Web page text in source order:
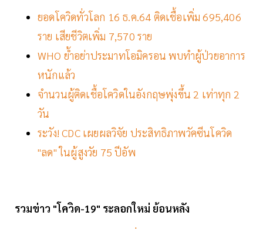
ยอดโควิดทั่วโลก 16 ธ.ค.64 ติดเชื้อเพิ่ม 695,406
ราย เสียชีวิตเพิ่ม 7,570 ราย
WHO ย้ำอย่าประมาทโอมิครอน พบทำผู้ป่วยอาการ
หนักแล้ว
จำนวนผู้ติดเชื้อโควิดในอังกฤษพุ่งขึ้น 2 เท่าทุก 2
วัน
ระวัง! CDC เผยผลวิจัย ประสิทธิภาพวัคซีนโควิด
"ลด" ในผู้สูงวัย 75 ปีอัพ
รวมข่าว "โควิด-19" ระลอกใหม่ ย้อนหลัง